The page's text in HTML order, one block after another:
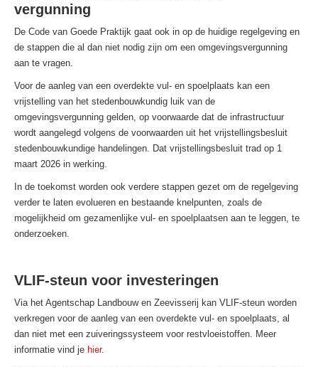
vergunning
De Code van Goede Praktijk gaat ook in op de huidige regelgeving en
de stappen die al dan niet nodig zijn om een omgevingsvergunning
aan te vragen.
Voor de aanleg van een overdekte vul- en spoelplaats kan een
vrijstelling van het stedenbouwkundig luik van de
omgevingsvergunning gelden, op voorwaarde dat de infrastructuur
wordt aangelegd volgens de voorwaarden uit het vrijstellingsbesluit
stedenbouwkundige handelingen. Dat vrijstellingsbesluit trad op 1
maart 2026 in werking.
In de toekomst worden ook verdere stappen gezet om de regelgeving
verder te laten evolueren en bestaande knelpunten, zoals de
mogelijkheid om gezamenlijke vul- en spoelplaatsen aan te leggen, te
onderzoeken.
VLIF-steun voor investeringen
Via het Agentschap Landbouw en Zeevisserij kan VLIF-steun worden
verkregen voor de aanleg van een overdekte vul- en spoelplaats, al
dan niet met een zuiveringssysteem voor restvloeistoffen. Meer
informatie vind je hier.